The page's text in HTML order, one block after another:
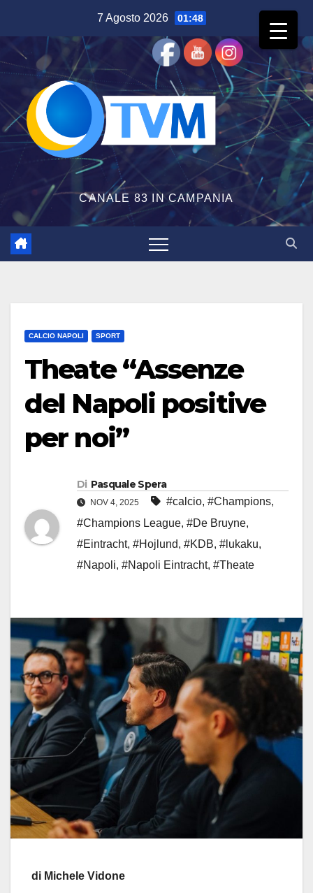
contenuto
7 Agosto 2026 01:48
CANALE 83 IN CAMPANIA
CALCIO NAPOLI SPORT
Theate “Assenze
del Napoli positive
per noi”
Di Pasquale Spera
NOV 4, 2025 #calcio, #Champions,
#Champions League, #De Bruyne,
#Eintracht, #Hojlund, #KDB, #lukaku,
#Napoli, #Napoli Eintracht, #Theate
di Michele Vidone